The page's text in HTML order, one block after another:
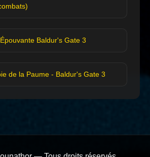
Baldur's Gate 3
de la Paume - Baldur's Gate 3